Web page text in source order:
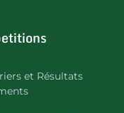
et Résultats